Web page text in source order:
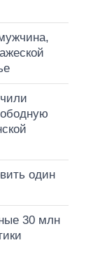
один
30 млн